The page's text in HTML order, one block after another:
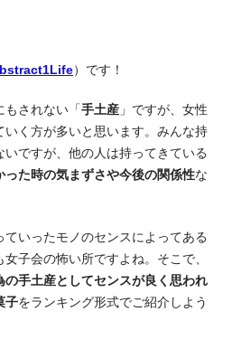
）です！
されない「 手土産 」ですが、女性
く方が多いと思います。みんな持
ですが、他の人は持ってきている
った時の気まずさや今後の関係性な
ていったモノのセンスによってある
子会の怖い所ですよね。そこで、
の手土産としてセンスが良く思われ
子をランキング形式でご紹介しよう